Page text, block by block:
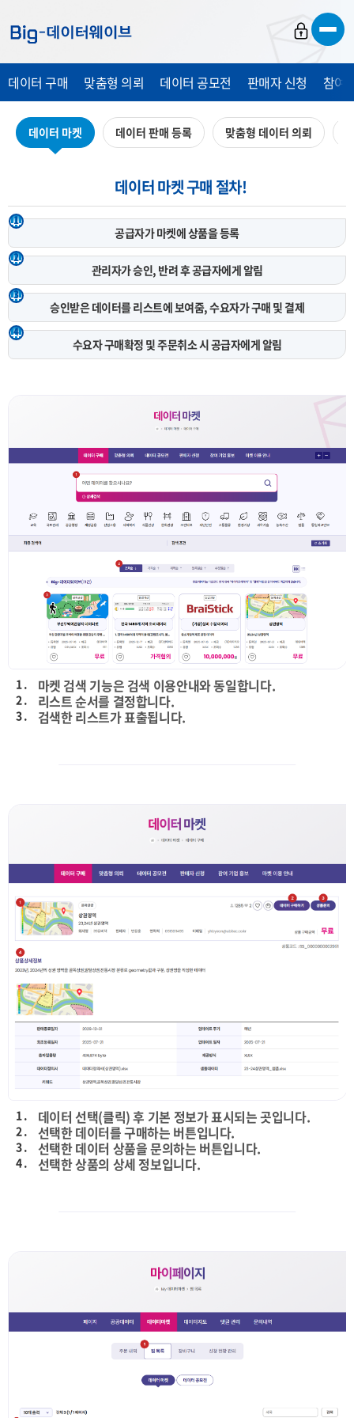
가
가
가
데이터 구매 맞춤형 의뢰 데이터 공모전 판매자 신청 참여
데이터 마켓 데이터 판매 등록 맞춤형 데이터 의뢰
데이터 마켓 구매 절차!
1
공급자가 마켓에상품을 등록
2
관리자가 승인, 반려 후공급자에게 알림
3
승인받은 데이터를 리스트에 보여줌,수요자가 구매 및 결제
4
수요자 구매확정 및 주문취소 시공급자에게 알림
1 . 마켓 검색 기능은 검색 이용안내와 동일합니다.
2 . 리스트 순서를 결정합니다.
3 . 검색한 리스트가 표출됩니다.
1 . 데이터 선택(클릭) 후 기본 정보가 표시되는 곳입니다.
2 . 선택한 데이터를 구매하는 버튼입니다.
3 . 선택한 데이터 상품을 문의하는 버튼입니다.
4 . 선택한 상품의 상세 정보입니다.